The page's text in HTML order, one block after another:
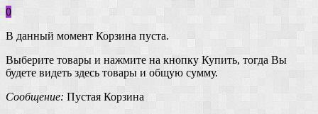
0
В данный момент Корзина пуста.
Выберите товары и нажмите на кнопку Купить, тогда Вы
будете видеть здесь товары и общую сумму.
Сообщение: Пустая Корзина